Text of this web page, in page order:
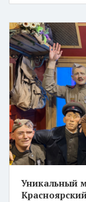
Уникальный